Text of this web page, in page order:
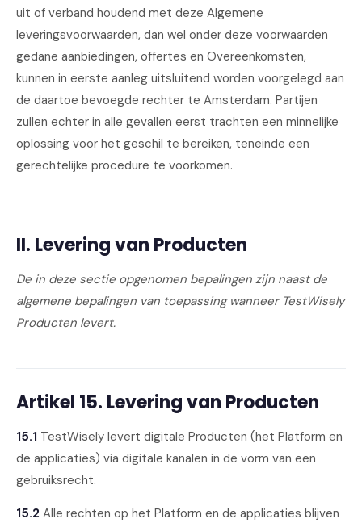
uit of verband houdend met deze Algemene
leveringsvoorwaarden, dan wel onder deze voorwaarden
gedane aanbiedingen, offertes en Overeenkomsten,
kunnen in eerste aanleg uitsluitend worden voorgelegd aan
de daartoe bevoegde rechter te Amsterdam. Partijen
zullen echter in alle gevallen eerst trachten een minnelijke
oplossing voor het geschil te bereiken, teneinde een
gerechtelijke procedure te voorkomen.
II. Levering van Producten
De in deze sectie opgenomen bepalingen zijn naast de
algemene bepalingen van toepassing wanneer TestWisely
Producten levert.
Artikel 15. Levering van Producten
15.1 TestWisely levert digitale Producten (het Platform en
de applicaties) via digitale kanalen in de vorm van een
gebruiksrecht.
15.2 Alle rechten op het Platform en de applicaties blijven